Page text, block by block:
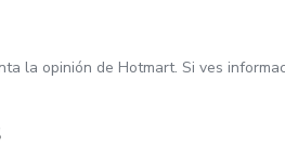
la opinión de Hotmart. Si ves